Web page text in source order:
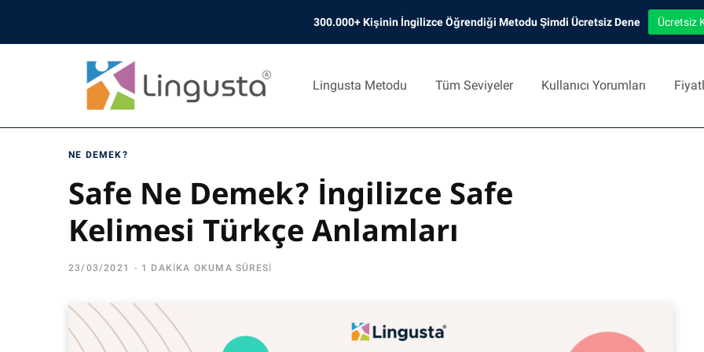
Lingusta Metodu Tüm Seviyeler Kullanıcı Yorumları
NE DEMEK?
Safe Ne Demek? İngilizce Safe
Kelimesi Türkçe Anlamları
23/03/2021 1 DAKIKA OKUMA SÜRESI
300.000+ Kişinin İngilizce Öğrendiği Metodu Şimdi Ücretsiz Dene Ücretsiz